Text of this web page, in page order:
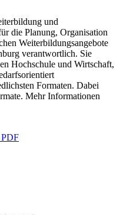
und
die Planung, Organisation
Weiterbildungsangebote
verantwortlich. Sie
Hochschule und Wirtschaft,
Formaten. Dabei
Mehr Informationen
PDF